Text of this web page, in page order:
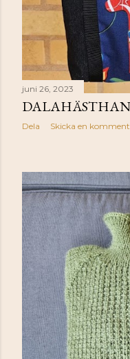
juni 26, 2023
Dela Skicka en